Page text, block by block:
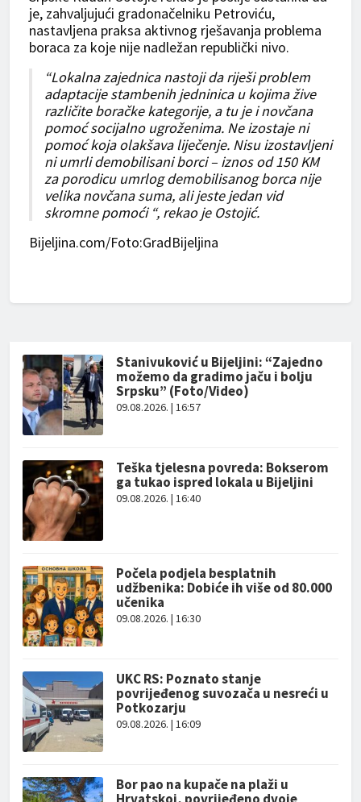
je, zahvaljujući gradonačelniku Petroviću,
nastavljena praksa aktivnog rješavanja problema
boraca za koje nije nadležan republički nivo.
“Lokalna zajednica nastoji da riješi problem
adaptacije stambenih jedninica u kojima žive
različite boračke kategorije, a tu je i novčana
pomoć socijalno ugroženima. Ne izostaje ni
pomoć koja olakšava liječenje. Nisu izostavljeni
ni umrli demobilisani borci – iznos od 150 KM
za porodicu umrlog demobilisanog borca nije
velika novčana suma, ali jeste jedan vid
skromne pomoći “, rekao je Ostojić.
Bijeljina.com/Foto:GradBijeljina
Stanivuković u Bijeljini: “Zajedno
možemo da gradimo jaču i bolju
Srpsku” (Foto/Video)
09.08.2026. | 16:57
Teška tjelesna povreda: Bokserom
ga tukao ispred lokala u Bijeljini
09.08.2026. | 16:40
Počela podjela besplatnih
udžbenika: Dobiće ih više od 80.000
učenika
09.08.2026. | 16:30
UKC RS: Poznato stanje
povrijeđenog suvozača u nesreći u
Potkozarju
09.08.2026. | 16:09
Bor pao na kupače na plaži u